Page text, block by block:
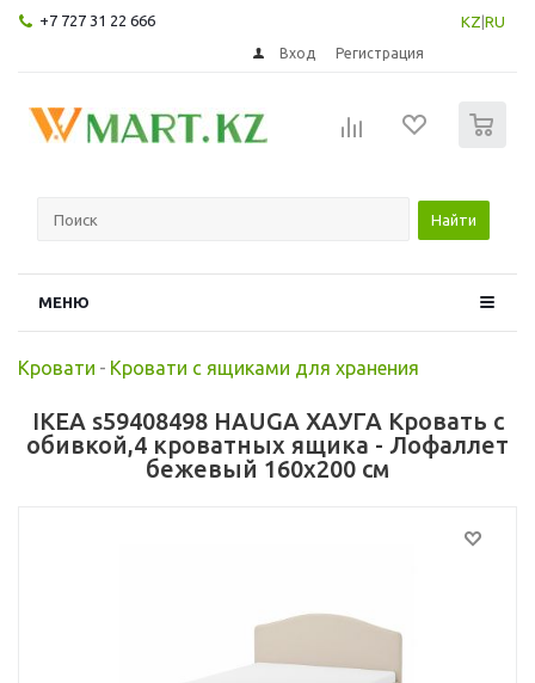
+7 727 31 22 666 KZ RU
Вход Регистрация
Найти
МЕНЮ
Кровати - Кровати с ящиками для хранения
IKEA s59408498 HAUGA ХАУГА Кровать с
обивкой,4 кроватных ящика - Лофаллет
бежевый 160x200 см